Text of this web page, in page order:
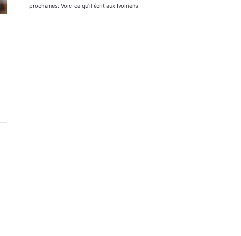
prochaines. Voici ce qu’il écrit aux Ivoiriens